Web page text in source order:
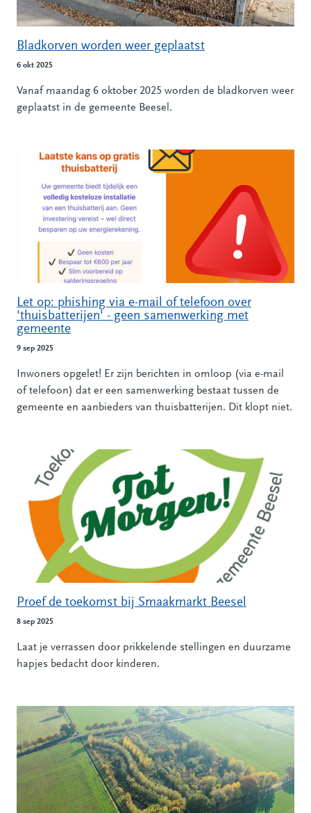
Bladkorven worden weer geplaatst
6 okt 2025
Vanaf maandag 6 oktober 2025 worden de bladkorven weer
geplaatst in de gemeente Beesel.
Let op: phishing via e-mail of telefoon over
'thuisbatterijen' - geen samenwerking met
gemeente
9 sep 2025
Inwoners opgelet! Er zijn berichten in omloop (via e-mail
of telefoon) dat er een samenwerking bestaat tussen de
gemeente en aanbieders van thuisbatterijen. Dit klopt niet.
Proef de toekomst bij Smaakmarkt Beesel
8 sep 2025
Laat je verrassen door prikkelende stellingen en duurzame
hapjes bedacht door kinderen.